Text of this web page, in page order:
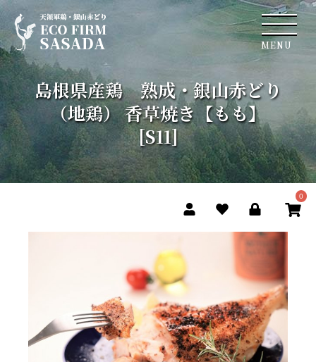
島根県産鶏 熟成・銀山赤どり
（地鶏） 香草焼き【もも】
[S11]
0